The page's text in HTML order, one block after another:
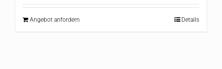
Angebot anfordern Details